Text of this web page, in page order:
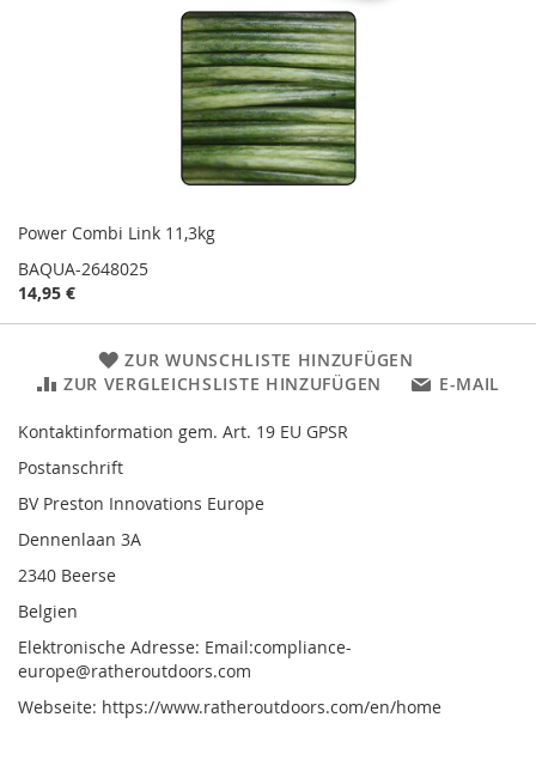
Power Combi Link 11,3kg
BAQUA-2648025
14,95 €
ZUR WUNSCHLISTE HINZUFÜGEN
ZUR VERGLEICHSLISTE HINZUFÜGEN
E-MAIL
Kontaktinformation gem. Art. 19 EU GPSR
Postanschrift
BV Preston Innovations Europe
Dennenlaan 3A
2340 Beerse
Belgien
Elektronische Adresse: Email:compliance-
europe@ratheroutdoors.com
Webseite: https://www.ratheroutdoors.com/en/home